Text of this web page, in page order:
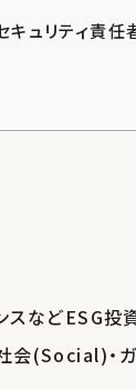
ュリティ責任
スなどESG
会(Social)